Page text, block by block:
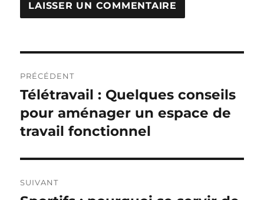
de
l’article
PRÉCÉDENT
Publication
précédente :
Télétravail : Quelques conseils
pour aménager un espace de
travail fonctionnel
SUIVANT